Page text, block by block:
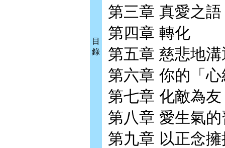
目
錄
第三章 真愛之語
第四章 轉化
第五章 慈悲地溝
第六章 你的「
第七章 化敵為友
第八章 愛生氣
第九章 以正念